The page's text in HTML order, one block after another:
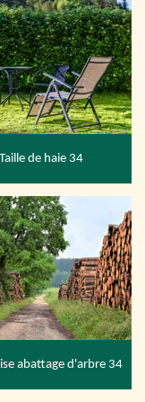
Taille de haie 34
abattage d'arbre 34